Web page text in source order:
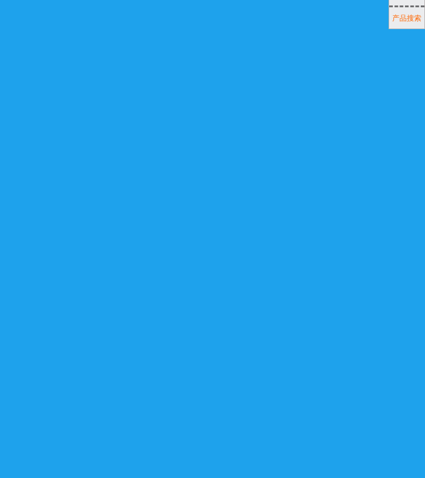
产品搜索